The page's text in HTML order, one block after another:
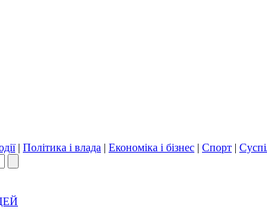
| Політика і влада | Економіка і бізнес | Спорт |